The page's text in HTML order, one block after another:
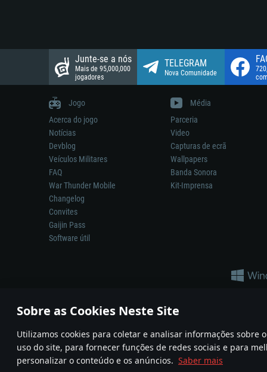
Sobre as Cookies Neste Site
Utilizamos cookies para coletar e analisar informações sobre
uso do site, para fornecer funções de redes sociais e para
personalizar o conteúdo e os anúncios. Saber mais
Junte-se a nós
Mais de 95,000,000
jogadores
TELEGRAM
Nova Comunidade
Jogo
Acerca do jogo
Notícias
Devblog
Veículos Militares
FAQ
War Thunder Mobile
Changelog
Convites
Gaijin Pass
Software útil
Média
Parceria
Video
Capturas de ecrã
Wallpapers
Banda Sonora
Kit-Imprensa
A reprodução de qualquer sistema de armas ou veículo neste
© 2011—2026 Gaijin Games Kft. All trademarks, logos and brand
Termos e condições Termos de Serviço